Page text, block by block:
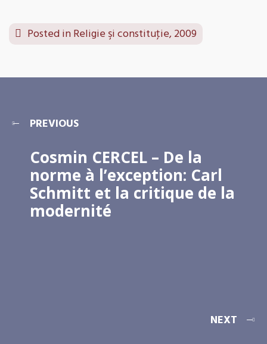
Posted inReligie şi constituţie, 2009
PREVIOUS
Cosmin CERCEL – De la
norme à l’exception: Carl
Schmitt et la critique de la
modernité
NEXT